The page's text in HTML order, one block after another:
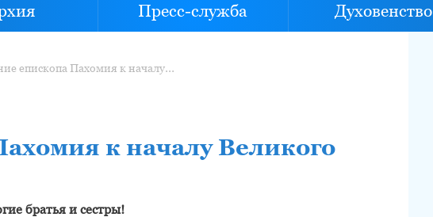
Пресс-служба Духовенство
Обращение епископа Пахомия к началу Великого поста
к началу Великого
братья и сестры!